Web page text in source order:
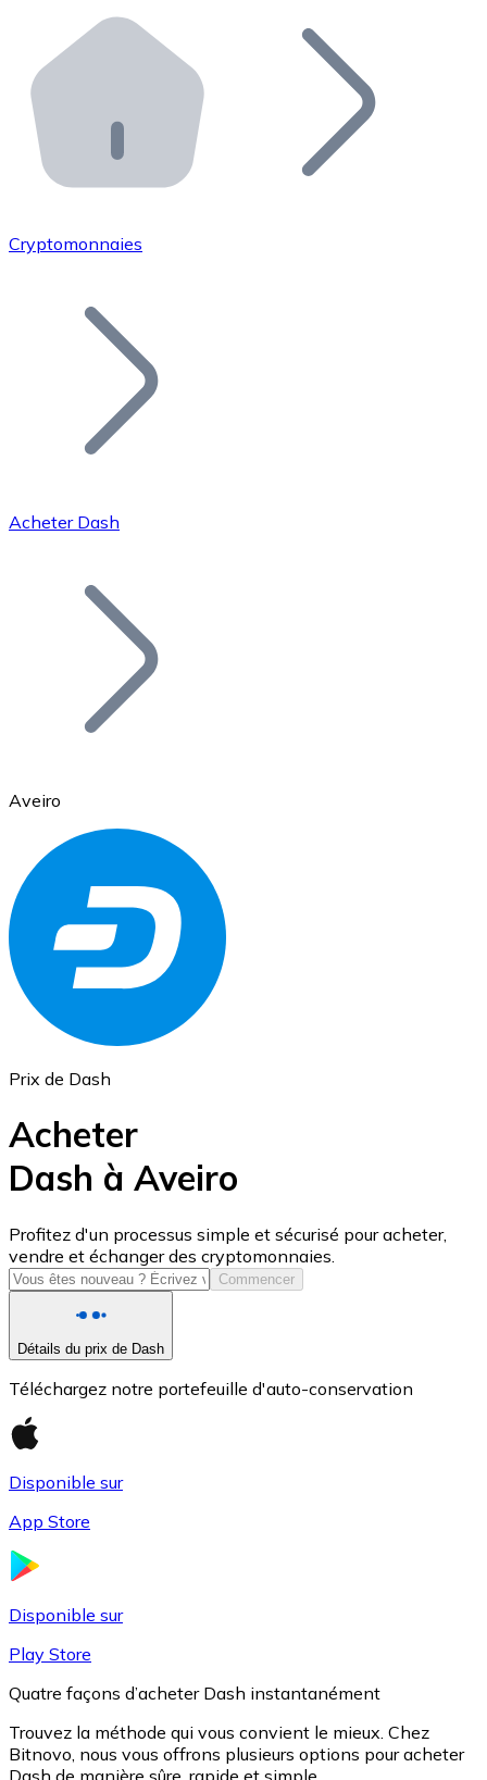
Distributeurs automatiques Bitnovo
Intégrez un ATM Bitnovo dans votre entreprise et
API Bitnovo
Intégrez notre API dans votre écosystème.
Rejoignez notre réseau de distributeurs et
Ajoutez le token de votre projet à notre service
Bitcoin
Ethereum
ETH
USD Coin
USDC
Cryptomonnaies
Acheter Dash
Aveiro
Prix de Dash
Acheter
Dash à Aveiro
Profitez d'un processus simple et sécurisé pour acheter,
vendre et échanger des cryptomonnaies.
Commencer
Détails du prix de Dash
Téléchargez notre portefeuille d'auto-conservation
Disponible sur
App Store
Disponible sur
Play Store
Quatre façons d’acheter Dash instantanément
Trouvez la méthode qui vous convient le mieux. Chez
Bitnovo, nous vous offrons plusieurs options pour acheter
Dash de manière sûre, rapide et simple.